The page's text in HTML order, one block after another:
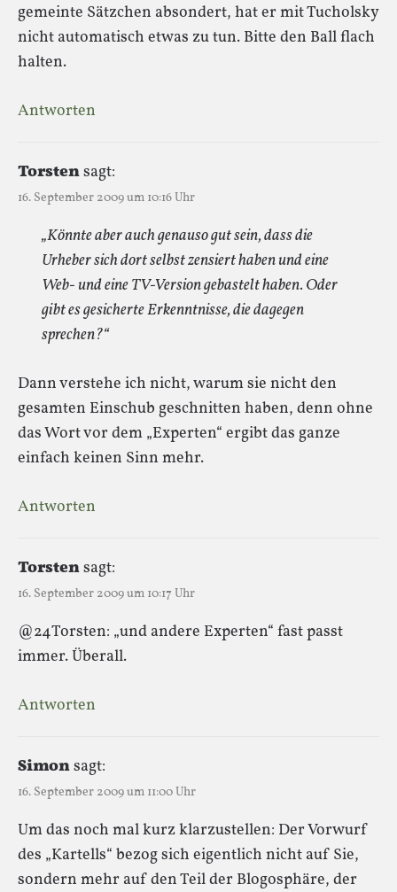
gemeinte Sätzchen absondert, hat er mit Tucholsky
nicht automatisch etwas zu tun. Bitte den Ball flach
halten.
Antworten
Torstensagt:
16. September 2009 um 10:16 Uhr
„Könnte aber auch genauso gut sein, dass die
Urheber sich dort selbst zensiert haben und eine
Web- und eine TV-Version gebastelt haben. Oder
gibt es gesicherte Erkenntnisse, die dagegen
sprechen?“
Dann verstehe ich nicht, warum sie nicht den
gesamten Einschub geschnitten haben, denn ohne
das Wort vor dem „Experten“ ergibt das ganze
einfach keinen Sinn mehr.
Antworten
Torstensagt:
16. September 2009 um 10:17 Uhr
@24Torsten: „und andere Experten“ fast passt
immer. Überall.
Antworten
Simonsagt:
16. September 2009 um 11:00 Uhr
Um das noch mal kurz klarzustellen: Der Vorwurf
des „Kartells“ bezog sich eigentlich nicht auf Sie,
sondern mehr auf den Teil der Blogosphäre, der